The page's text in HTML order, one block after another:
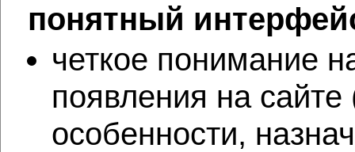
понятный
четкое понимание
появления на сайте
особенности,